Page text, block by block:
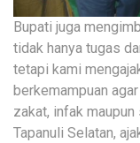
Bupati juga
tidak hanya tugas
tetapi kami
berkemampuan
zakat, infak
Tapanuli Selatan,